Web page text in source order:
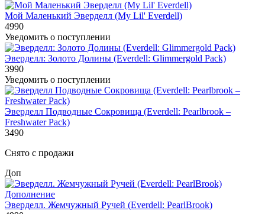
Мой Маленький Эверделл (My Lil' Everdell)
4990
Уведомить о поступлении
Эверделл: Золото Долины (Everdell: Glimmergold Pack)
3990
Уведомить о поступлении
Эверделл Подводные Сокровища (Everdell: Pearlbrook –
Freshwater Pack)
3490
Снято с продажи
Доп
Дополнение
Эверделл. Жемчужный Ручей (Everdell: PearlBrook)